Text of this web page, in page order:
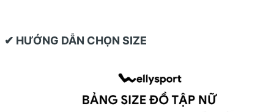
✔ HƯỚNG DẪN CHỌN SIZE